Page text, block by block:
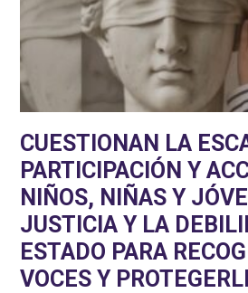
CUESTIONAN LA
PARTICIPACIÓN Y
NIÑOS, NIÑAS Y
JUSTICIA Y LA
ESTADO PARA
VOCES Y